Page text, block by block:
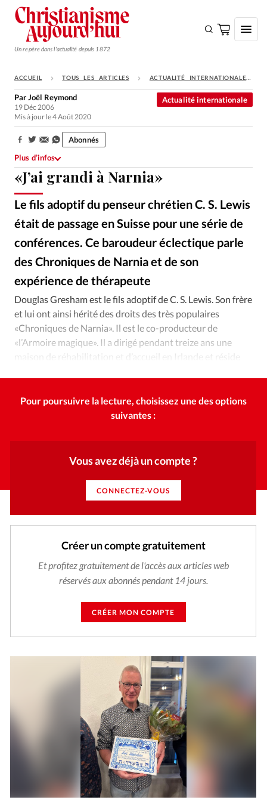
Un repère dans l'actualité depuis 1872
S'ABONNER
Monde
Opinions
Tous les articles
Faire un don
Emploi
Se connecter
Édition: Internationale
Devise:
RUBRIQUES
Tous les articles
Actualité chrétienne
Actualité internationale
Chronique
Culture
Opinions
Publireportage
Relations Aujourd'hui
Société
Tour du monde des Eglises
Trait d'Ixène
ACCUEIL TOUS LES ARTICLES ACTUALITÉ INTERNATIONALE
«J’ai grandi à Narnia»
Le fils adoptif du penseur chrétien C. S. Lewis
était de passage en Suisse pour une série de
conférences. Ce baroudeur éclectique parle
des Chroniques de Narnia et de son
expérience de thérapeute
Actualité internationale
ParJoël Reymond
19 Déc 2006
Mis à jour le 4 Août 2020
Partager:
Abonnés
Plus d’infos
Douglas Gresham est le fils adoptif de C. S. Lewis. Son frère
et lui ont ainsi hérité des droits des très populaires
«Chroniques de Narnia». Il est le co-producteur de
«l’Armoire magique». Il a dirigé pendant treize ans une
maison de réhabilitation et d’accueil en Irlande et réside
Pour poursuivre la lecture, choisissez une des options
suivantes :
Vous avez déjà un compte ?
CONNECTEZ-VOUS
Créer un compte gratuitement
Et profitez gratuitement de l'accès aux articles web
réservés aux abonnés pendant 14 jours.
CRÉER MON COMPTE